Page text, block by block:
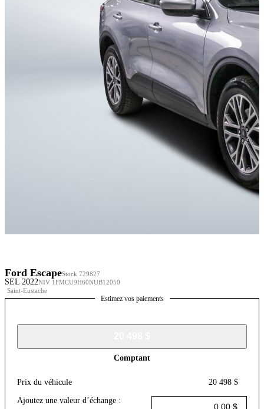
Ford EscapeStock 729827
SEL 2022NIV 1FMCU9H60NUB12050
Saint-Eustache
Estimez vos paiements
Comptant
Prix du véhicule 20 498 $
Ajoutez une valeur d’échange :